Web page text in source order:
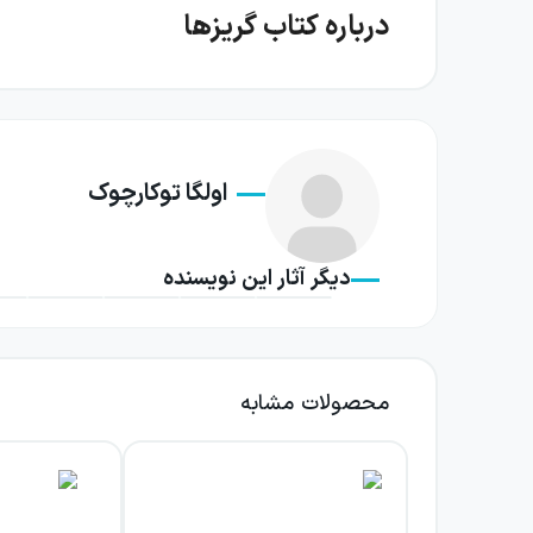
درباره کتاب گریزها
یکی از روایت‌ها به قلب شوپن می‌پردازد که
تصمیمی سنگین روبه‌رو می‌شود: او باید
جغرافیایی به مواجهه‌ای دردناک با گذشته و
دیگر از کتاب را نشان می‌دهد. ناپدیدشدن،
توکارچوک به‌جای آنکه سفر را تجربه‌ای صرفاً
اولگا توکارچوک
دیگر آثار این نویسنده
محصولات مشابه